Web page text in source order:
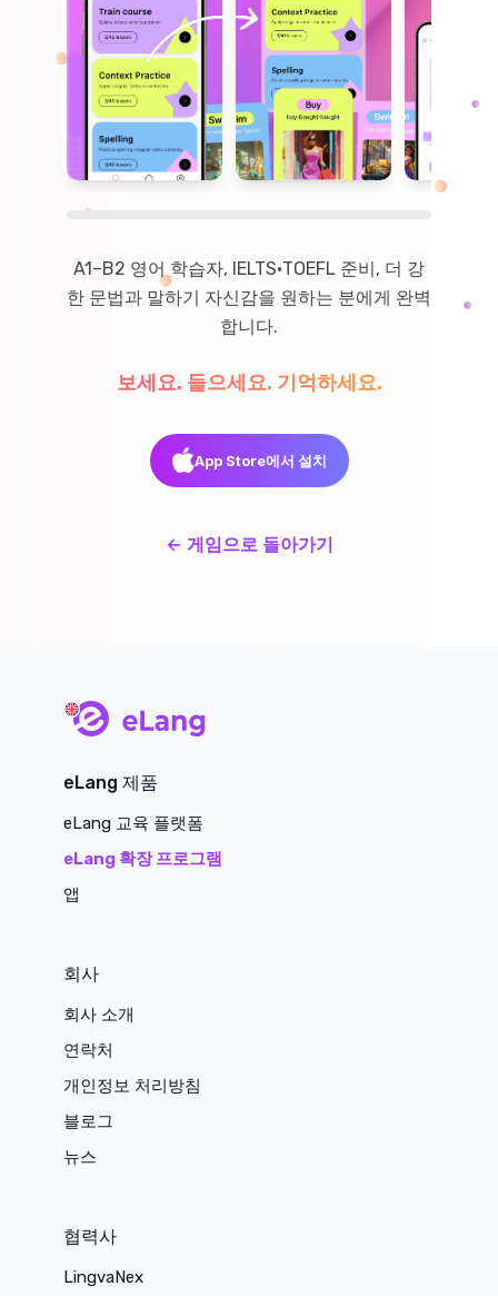
A1–B2 영어 학습자, IELTS·TOEFL 준비, 더 강
한 문법과 말하기 자신감을 원하는 분에게 완벽
합니다.
보세요. 들으세요. 기억하세요.
App Store에서 설치
← 게임으로 돌아가기
eLang 제품
eLang 교육 플랫폼
eLang 확장 프로그램
앱
회사
회사 소개
연락처
개인정보 처리방침
블로그
뉴스
협력사
LingvaNex